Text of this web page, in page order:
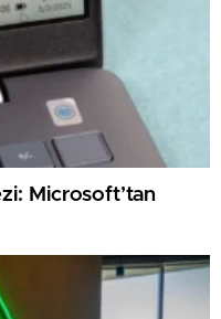
Microsoft’tan